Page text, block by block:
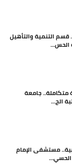
قسم التنمية والتأهيل
الحس...
متكاملة.. جامعة
الح...
مستشفى الإمام
الحسي...